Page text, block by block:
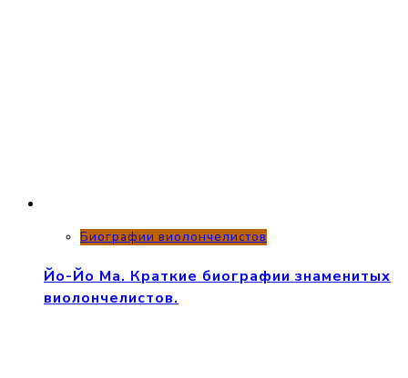
Биографии виолончелистов
Йо-Йо Ма. Краткие биографии знаменитых
виолончелистов.